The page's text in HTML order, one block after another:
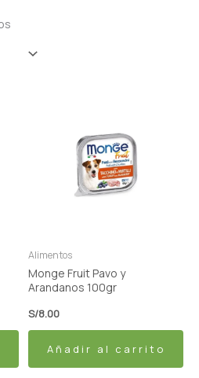
Alimentos
Monge Fruit Pavo y
Arandanos 100gr
S/8.00
Añadir al carrito